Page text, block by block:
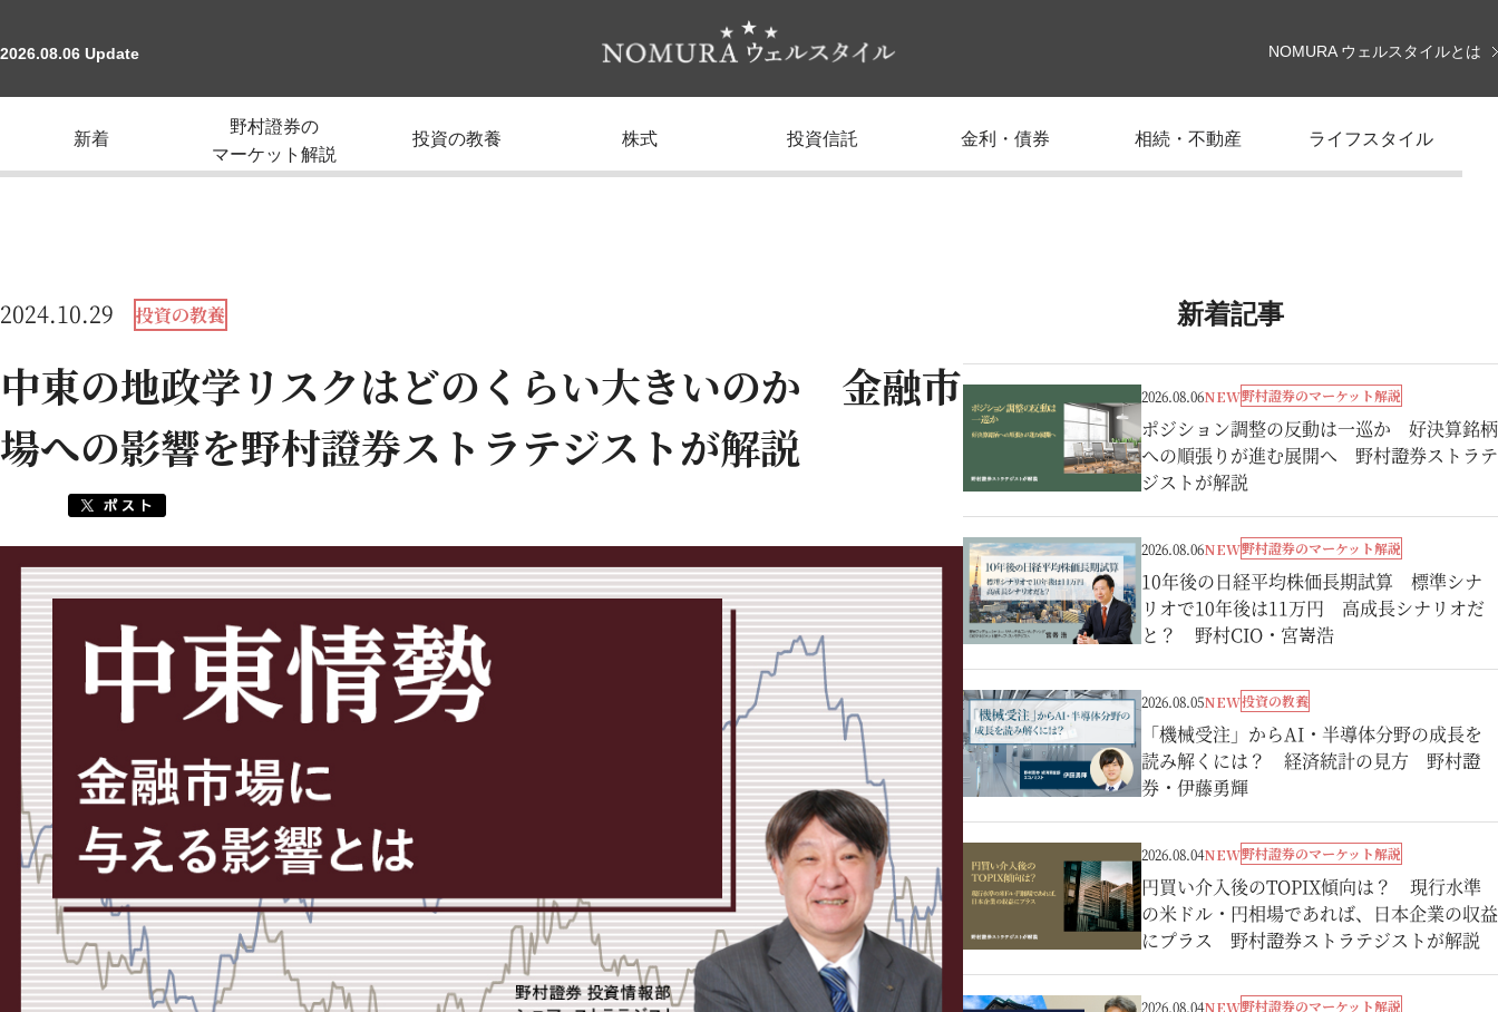
2026.08.06 Update NOMURA ウェルスタイルとは
新着
野村證券の
マーケット解説
投資の教養 株式 投資信託 金利・債券 相続・不動産 ライフスタイル
2024.10.29 投資の教養
中東の地政学リスクはどのくらい大きいのか 金融市
場への影響を野村證券ストラテジストが解説
新着記事
2026.08.06NEW野村證券のマーケット解説
ポジション調整の反動は一巡か 好決算銘柄
への順張りが進む展開へ 野村證券ストラテ
ジストが解説
2026.08.06NEW野村證券のマーケット解説
10年後の日経平均株価長期試算 標準シナ
リオで10年後は11万円 高成長シナリオだ
と？ 野村CIO・宮嵜浩
2026.08.05NEW投資の教養
「機械受注」からAI・半導体分野の成長を
読み解くには？ 経済統計の見方 野村證
券・伊藤勇輝
2026.08.04NEW野村證券のマーケット解説
円買い介入後のTOPIX傾向は？ 現行水準
の米ドル・円相場であれば、日本企業の収益
にプラス 野村證券ストラテジストが解説
2026.08.04NEW野村證券のマーケット解説